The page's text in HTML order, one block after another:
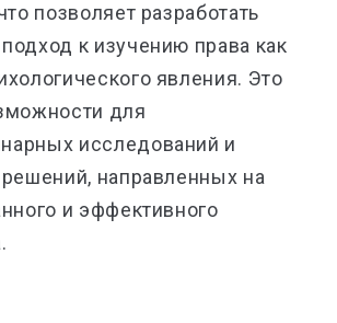
позволяет разработать
к изучению права как
явления. Это
для
исследований и
направленных на
и эффективного